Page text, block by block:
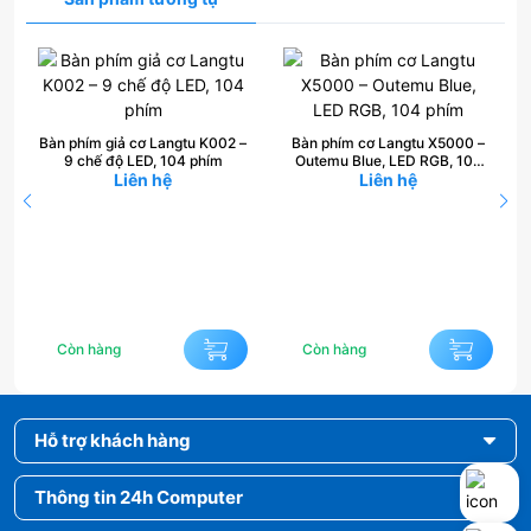
Bàn phím giả cơ Langtu K002 –
9 chế độ LED, 104 phím
Liên hệ
Còn hàng
Bàn phím cơ Langtu X5000 –
Outemu Blue, LED RGB, 104
phím
Liên hệ
Còn hàng
Hỗ trợ khách hàng
Thông tin 24h Computer